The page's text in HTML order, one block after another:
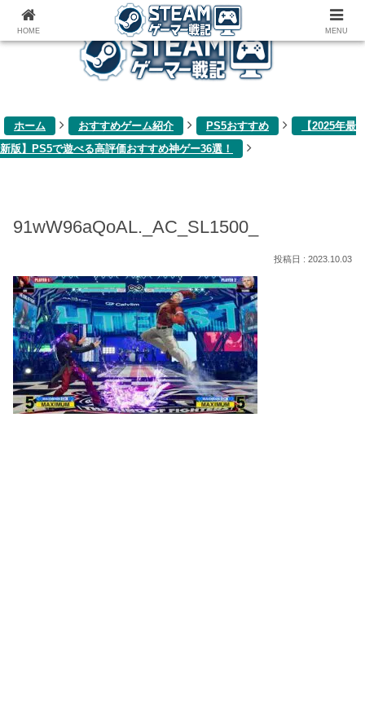
ゲーム関連雑記ブログ
ホーム おすすめゲーム紹介 PS5おすすめ
【2025年最
新版】PS5で遊べる高評価おすすめ神ゲー36選！
91wW96aQoAL._AC_SL1500_
2023.10.03
HOME MENU